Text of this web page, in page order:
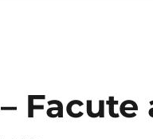
Facute